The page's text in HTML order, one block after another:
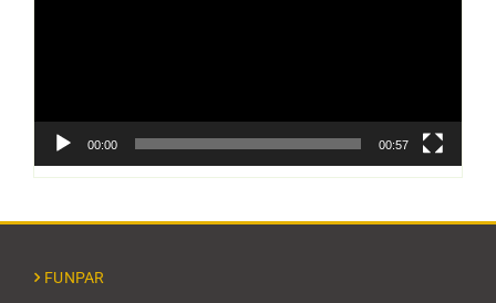
00:00 00:57
FUNPAR